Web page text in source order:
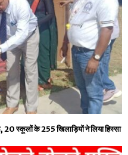
स्कूलों के 255 खिलाड़ियों ने लिया हिस्सा